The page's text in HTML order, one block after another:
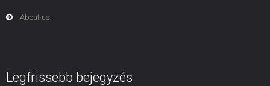
About us
Legfrissebb bejegyzés